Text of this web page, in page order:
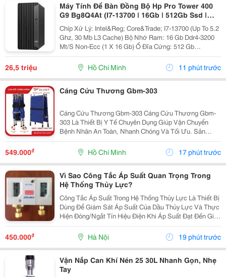
Máy Tính Để Bàn Đồng Bộ Hp Pro Tower 400
G9 Bg8Q4At (I7-13700 | 16Gb | 512Gb Ssd |
Intel Uhd 770 | Windows 11 Home)
Chíp Xử Lý: Intel&Reg; Core&Trade; I7-13700 (Up To 5.2
Ghz, 30 Mb L3 Cache) Bộ Nhớ Ram: 16 Gb Ddr4-3200
Mt/S Non-Ecc (1 X 16 Gb) Ổ Đĩa Cứng: 512 Gb
Pcie&Reg; Nvme&Trade; M.2 Ssd Ổ Đĩa Quang: Không
Công Ty Tnhh Tm Dv Hợp Thành Thịnh 406/55 Cộng
26,5 triệu Hồ Chí Minh 11 phút trước
Cáng Cứu Thương Gbm-303
Cáng Cứu Thương Gbm-303 Cáng Cứu Thương Gbm-
303 Là Thiết Bị Y Tế Chuyên Dụng Giúp Vận Chuyển
Bệnh Nhân An Toàn, Nhanh Chóng Và Tối Ưu. Sản
Phẩm Được Thiết Kế Dành Cho Các Tình Huống Cấp
Cứu Khẩn Cấp Hoặc Hỗ Trợ Di Chuyển Cho Người Già
Yếu, Bệnh...
549.000₫ Hồ Chí Minh 17 phút trước
Vì Sao Công Tắc Áp Suất Quan Trọng Trong
Hệ Thống Thủy Lực?
Công Tắc Áp Suất Trong Hệ Thống Thủy Lực Là Thiết Bị
Dùng Để Giám Sát Áp Suất Của Dầu Thủy Lực Và Thực
Hiện Đóng/Ngắt Tín Hiệu Điện Khi Áp Suất Đạt Đến Giá
Trị Cài Đặt. Công Tắc Áp Suất Saginomiya Sns C102X
Đóng Vai Trò Quan Trọng Trong Việc Bảo Vệ...
450.000₫ Hà Nội 19 phút trước
Vặn Nắp Can Khí Nén 25 30L Nhanh Gọn, Nhẹ
Tay